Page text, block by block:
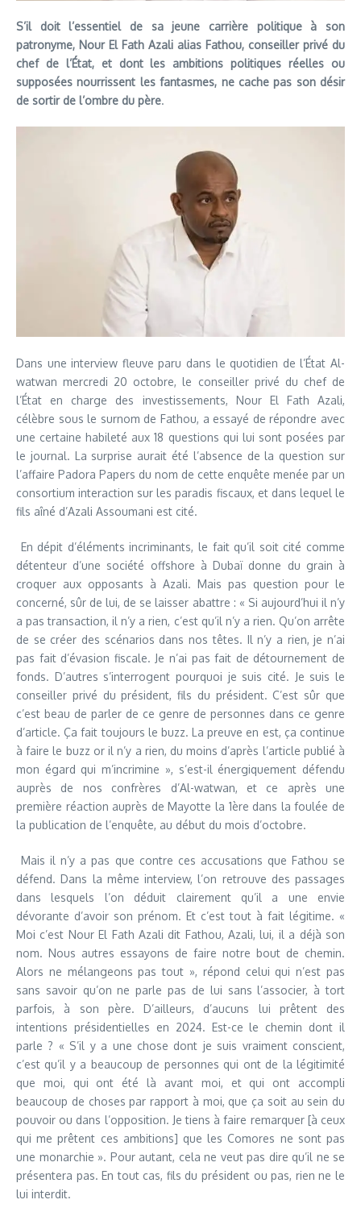
S’il doit l’essentiel de sa jeune carrière politique à son
patronyme, Nour El Fath Azali alias Fathou, conseiller privé du
chef de l’État, et dont les ambitions politiques réelles ou
supposées nourrissent les fantasmes, ne cache pas son désir
de sortir de l’ombre du père.
Dans une interview fleuve paru dans le quotidien de l’État Al-
watwan mercredi 20 octobre, le conseiller privé du chef de
l’État en charge des investissements, Nour El Fath Azali,
célèbre sous le surnom de Fathou, a essayé de répondre avec
une certaine habileté aux 18 questions qui lui sont posées par
le journal. La surprise aurait été l’absence de la question sur
l’affaire Padora Papers du nom de cette enquête menée par un
consortium interaction sur les paradis fiscaux, et dans lequel le
fils aîné d’Azali Assoumani est cité.
En dépit d’éléments incriminants, le fait qu’il soit cité comme
détenteur d’une société offshore à Dubaï donne du grain à
croquer aux opposants à Azali. Mais pas question pour le
concerné, sûr de lui, de se laisser abattre : « Si aujourd’hui il n’y
a pas transaction, il n’y a rien, c’est qu’il n’y a rien. Qu’on arrête
de se créer des scénarios dans nos têtes. Il n’y a rien, je n’ai
pas fait d’évasion fiscale. Je n’ai pas fait de détournement de
fonds. D’autres s’interrogent pourquoi je suis cité. Je suis le
conseiller privé du président, fils du président. C’est sûr que
c’est beau de parler de ce genre de personnes dans ce genre
d’article. Ça fait toujours le buzz. La preuve en est, ça continue
à faire le buzz or il n’y a rien, du moins d’après l’article publié à
mon égard qui m’incrimine », s’est-il énergiquement défendu
auprès de nos confrères d’Al-watwan, et ce après une
première réaction auprès de Mayotte la 1ère dans la foulée de
la publication de l’enquête, au début du mois d’octobre.
Mais il n’y a pas que contre ces accusations que Fathou se
défend. Dans la même interview, l’on retrouve des passages
dans lesquels l’on déduit clairement qu’il a une envie
dévorante d’avoir son prénom. Et c’est tout à fait légitime. «
Moi c’est Nour El Fath Azali dit Fathou, Azali, lui, il a déjà son
nom. Nous autres essayons de faire notre bout de chemin.
Alors ne mélangeons pas tout », répond celui qui n’est pas
sans savoir qu’on ne parle pas de lui sans l’associer, à tort
parfois, à son père. D’ailleurs, d’aucuns lui prêtent des
intentions présidentielles en 2024. Est-ce le chemin dont il
parle ? « S’il y a une chose dont je suis vraiment conscient,
c’est qu’il y a beaucoup de personnes qui ont de la légitimité
que moi, qui ont été là avant moi, et qui ont accompli
beaucoup de choses par rapport à moi, que ça soit au sein du
pouvoir ou dans l’opposition. Je tiens à faire remarquer [à ceux
qui me prêtent ces ambitions] que les Comores ne sont pas
une monarchie ». Pour autant, cela ne veut pas dire qu’il ne se
présentera pas. En tout cas, fils du président ou pas, rien ne le
lui interdit.